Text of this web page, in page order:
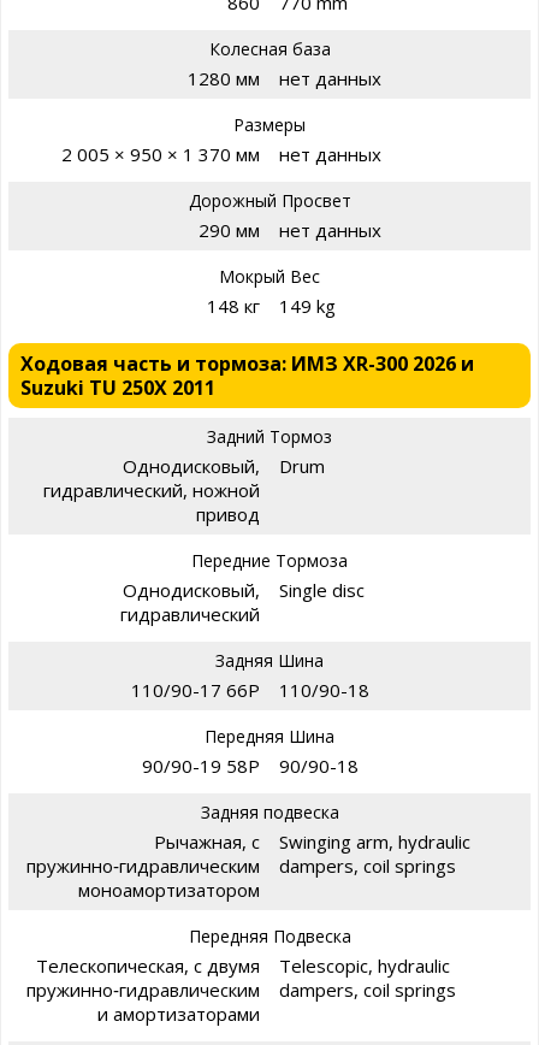
Колесная база
1280 мм нет данных
Размеры
2 005 × 950 × 1 370 мм нет данных
Дорожный Просвет
290 мм нет данных
Мокрый Вес
148 кг 149 kg
Ходовая часть и тормоза: ИМЗ XR-300 2026 и
Suzuki TU 250X 2011
Задний Тормоз
Однодисковый,
гидравлический, ножной
привод
Drum
Передние Тормоза
Однодисковый,
гидравлический
Single disc
Задняя Шина
110/90-17 66P 110/90-18
Передняя Шина
90/90-19 58P 90/90-18
Задняя подвеска
Рычажная, с
пружинно‑гидравлическим
моноамортизатором
Swinging arm, hydraulic
dampers, coil springs
Передняя Подвеска
Телескопическая, с двумя
пружинно‑гидравлическим
и амортизаторами
Telescopic, hydraulic
dampers, coil springs